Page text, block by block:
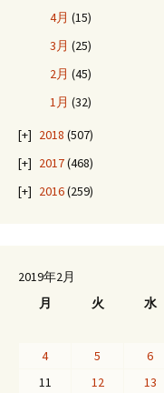
4月 (15)
3月 (25)
2月 (45)
1月 (32)
2018 (507)
2017(468)
2016(259)
2019年2月
月
火 水
4
5 6
11
12 13